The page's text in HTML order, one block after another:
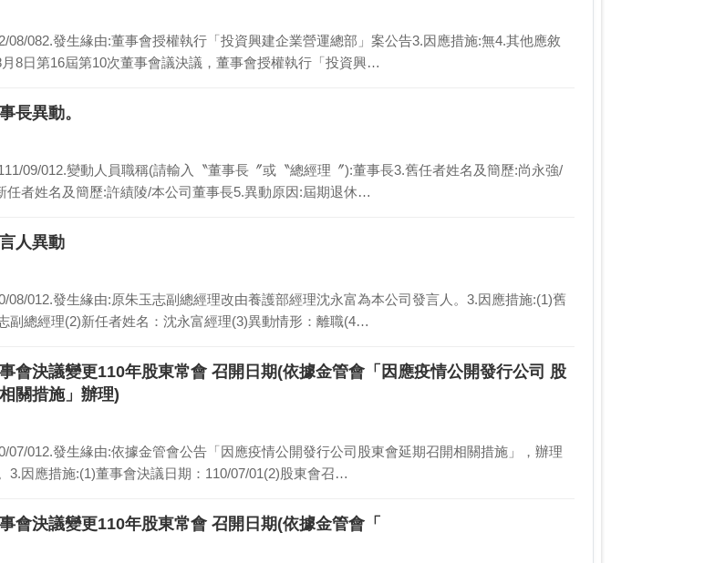
08/082.發生緣由:董事會授權執行「投資興建企業營運總部」案公告3.因應措施:無4.其他應敘
8日第16屆第10次董事會議決議，董事會授權執行「投資興…
長異動。
09/012.變動人員職稱(請輸入〝董事長〞或〝總經理〞):董事長3.舊任者姓名及簡歷:尚永強/
任者姓名及簡歷:許績陵/本公司董事長5.異動原因:屆期退休…
人異動
08/012.發生緣由:原朱玉志副總經理改由養護部經理沈永富為本公司發言人。3.因應措施:(1)舊
副總經理(2)新任者姓名：沈永富經理(3)異動情形：離職(4…
會決議變更110年股東常會 召開日期(依據金管會「因應疫情公開發行公司 股
關措施」辦理)
07/012.發生緣由:依據金管會公告「因應疫情公開發行公司股東會延期召開相關措施」，辦理
3.因應措施:(1)董事會決議日期：110/07/01(2)股東會召…
會決議變更110年股東常會 召開日期(依據金管會「